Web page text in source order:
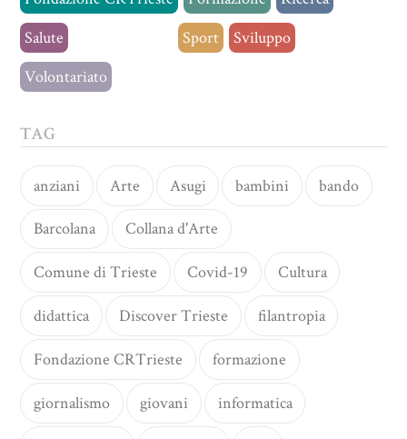
Salute
Sport
Sviluppo
Volontariato
TAG
anziani Arte Asugi bambini bando
Barcolana Collana d'Arte
Comune di Trieste Covid-19 Cultura
didattica Discover Trieste filantropia
Fondazione CRTrieste formazione
giornalismo giovani informatica